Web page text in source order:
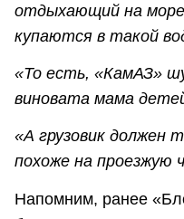
отдыхающий на
купаются в такой
«То есть, «КамАЗ»
виновата мама
«А грузовик должен
похоже на проезжую
Напомним, ранее